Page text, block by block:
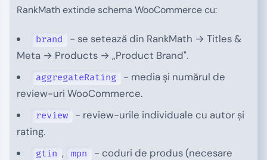
RankMath extinde schema WooCommerce cu:
brand
- se setează din RankMath → Titles &
Meta → Products → „Product Brand".
aggregateRating
- media și numărul de
review-uri WooCommerce.
review
- review-urile individuale cu autor și
rating.
gtin , mpn
- coduri de produs (necesare